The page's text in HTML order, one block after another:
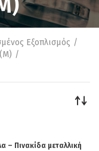
Εξοπλισμός
– Πινακίδα μεταλλική